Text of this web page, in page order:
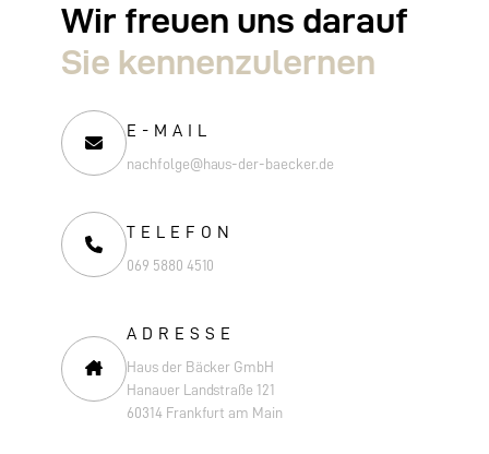
Wir freuen uns darauf
Sie kennen­zulernen
E-MAIL
nachfolge@haus-der-baecker.de
TELEFON
069 5880 4510
ADRESSE
Haus der Bäcker GmbH
Hanauer Landstraße 121
60314 Frankfurt am Main